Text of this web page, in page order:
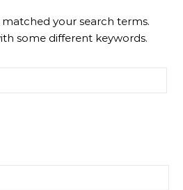
your search terms.
some different keywords.